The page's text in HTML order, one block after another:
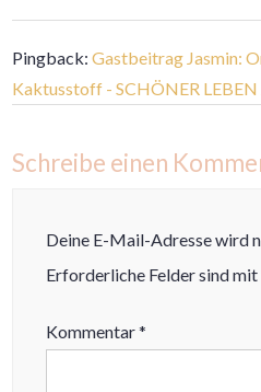
Pingback:Gastbeitrag Jasmin:
Kaktusstoff - SCHÖNER LEBEN
Schreibe einen
Deine E-Mail-Adresse wird
Erforderliche Felder sind mit
Kommentar*